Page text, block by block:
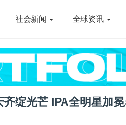
社会新闻 全球资讯
绽光芒 IPA全明星加